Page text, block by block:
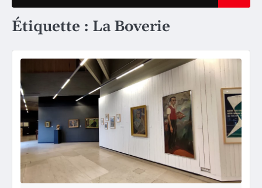
Étiquette : La Boverie